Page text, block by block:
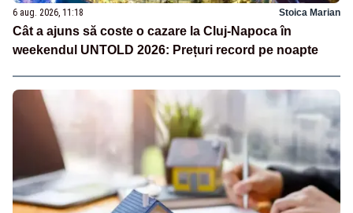
6 aug. 2026, 11:18 Stoica Marian
Cât a ajuns să coste o cazare la Cluj-Napoca în
weekendul UNTOLD 2026: Prețuri record pe noapte